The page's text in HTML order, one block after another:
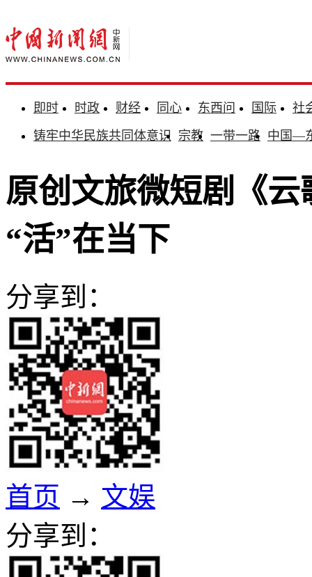
即时 时政 财经 同心 东西问 国际
社
铸牢中华民族共同体意识 宗教 一带一路 中国—
原创文旅微短剧《
“活”在当下
分享到：
首页 → 文娱
分享到：